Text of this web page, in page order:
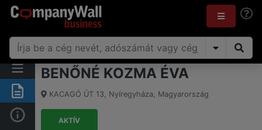
Összegzés
Alap információk
BENŐNÉ KOZMA ÉVA
KACAGÓ ÚT 13, Nyíregyháza, Magyarország
AKTÍV